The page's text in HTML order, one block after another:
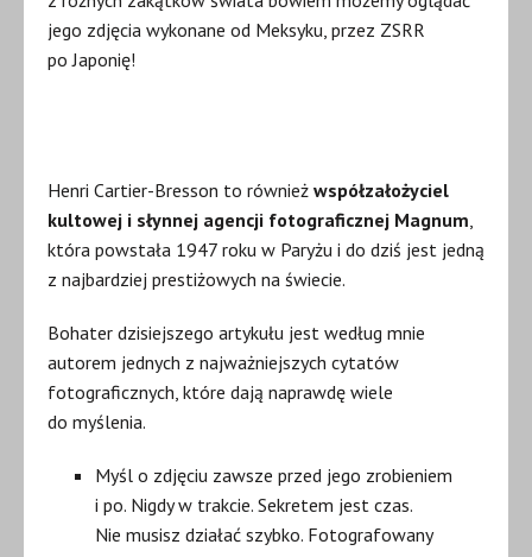
jego zdjęcia wykonane od Meksyku, przez ZSRR
po Japonię!
Henri Cartier-Bresson to również współzałożyciel
kultowej i słynnej agencji fotograficznej Magnum
która powstała 1947 roku w Paryżu i do dziś jest jedną
z najbardziej prestiżowych na świecie.
Bohater dzisiejszego artykułu jest według mnie
autorem jednych z najważniejszych cytatów
fotograficznych, które dają naprawdę wiele
do myślenia.
Myśl o zdjęciu zawsze przed jego zrobieniem
i po. Nigdy w trakcie. Sekretem jest czas.
Nie musisz działać szybko. Fotografowany